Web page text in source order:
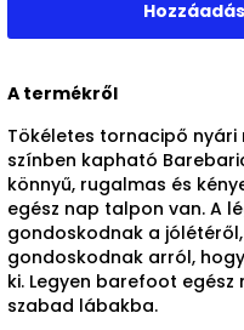
A termékről
Tökéletes tornacipő
színben kapható
könnyű, rugalmas és
egész nap talpon van. A
gondoskodnak a
gondoskodnak arról,
ki. Legyen barefoot egész
szabad lábakba.